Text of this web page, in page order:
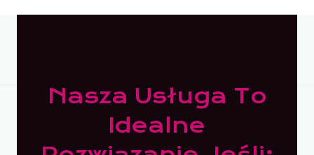
Nasza Usługa To
Idealne